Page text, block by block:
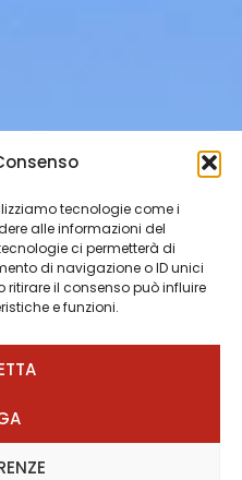
tecnologie come i
alle informazioni del
ci permetterà di
di navigazione o ID unici
ritirare il consenso può influire
e funzioni.